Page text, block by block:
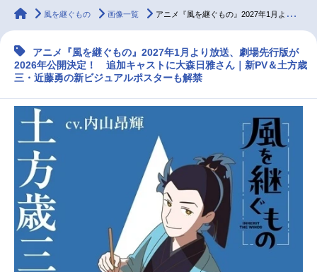
ラジオ みんなの声
マンガ・ラノベ ゲーム・アプリ 音楽 コスプレ
2.5次元 配信・Vtuber 無料マンガ
最新記事一覧
アニメ記事一覧 声優記事一覧
アニメ映画一覧 実写化映画一覧
今期アニメ曜日別一覧
春アニメ 夏アニメ
animateTimes
風を継ぐもの 画像一覧 アニメ『風を継ぐもの』2027年1月より放送｜追加声優に大森日雅
アニメ『風を継ぐもの』2027年1月より放送、劇場先行版が
2026年公開決定！ 追加キャストに大森日雅さん｜新PV＆土方歳
三・近藤勇の新ビジュアルポスターも解禁